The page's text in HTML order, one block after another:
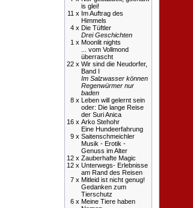
is glei!
11 x Im Auftrag des
Himmels
4 x Die Tüftler
Drei Geschichten
1 x Moonlit nights
... vom Vollmond
überrascht
22 x Wir sind die Neudorfer,
Band I
Im Salzwasser können
Regenwürmer nur
baden
8 x Leben will gelernt sein
oder: Die lange Reise
der Suri Anica
16 x Arko Stehohr
Eine Hundeerfahrung
9 x Saitenschmeichler
Musik - Erotik -
Genuss im Alter
12 x Zauberhafte Magic
12 x Unterwegs- Erlebnisse
am Rand des Reisen
7 x Mitleid ist nicht genug!
Gedanken zum
Tierschutz
6 x Meine Tiere haben